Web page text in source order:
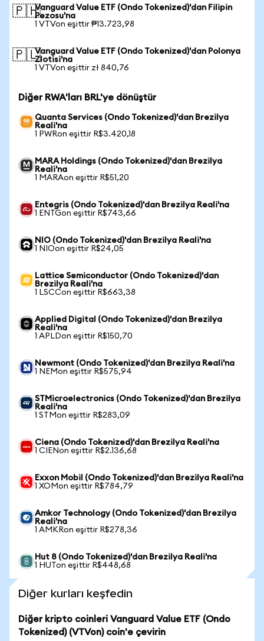
🇵🇭Vanguard Value ETF (Ondo Tokenized)'dan Filipin
Pezosu'na
1 VTVon eşittir ₱13.723,98
🇵🇱Vanguard Value ETF (Ondo Tokenized)'dan Polonya
Zlotisi'na
1 VTVon eşittir zł 840,76
Diğer RWA'ları BRL'ye dönüştür
Quanta Services (Ondo Tokenized)'dan Brezilya
Reali'na
1 PWRon eşittir R$3.420,18
MARA Holdings (Ondo Tokenized)'dan Brezilya
Reali'na
1 MARAon eşittir R$51,20
Entegris (Ondo Tokenized)'dan Brezilya Reali'na
1 ENTGon eşittir R$743,66
NIO (Ondo Tokenized)'dan Brezilya Reali'na
1 NIOon eşittir R$24,05
Lattice Semiconductor (Ondo Tokenized)'dan
Brezilya Reali'na
1 LSCCon eşittir R$663,38
Applied Digital (Ondo Tokenized)'dan Brezilya
Reali'na
1 APLDon eşittir R$150,70
Newmont (Ondo Tokenized)'dan Brezilya Reali'na
1 NEMon eşittir R$575,94
STMicroelectronics (Ondo Tokenized)'dan Brezilya
Reali'na
1 STMon eşittir R$283,09
Ciena (Ondo Tokenized)'dan Brezilya Reali'na
1 CIENon eşittir R$2.136,68
Exxon Mobil (Ondo Tokenized)'dan Brezilya Reali'na
1 XOMon eşittir R$784,79
Amkor Technology (Ondo Tokenized)'dan Brezilya
Reali'na
1 AMKRon eşittir R$278,36
Hut 8 (Ondo Tokenized)'dan Brezilya Reali'na
1 HUTon eşittir R$448,68
Diğer kurları keşfedin
Diğer kripto coinleri Vanguard Value ETF (Ondo
Tokenized) (VTVon) coin'e çevirin